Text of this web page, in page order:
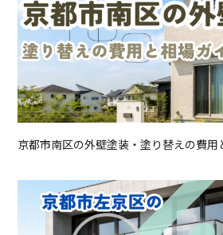
京都市南区の外壁塗装・塗り替えの費用